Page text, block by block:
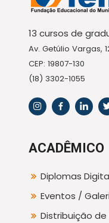
13 cursos de
Av. Getúlio Vargas,
CEP: 19807-130
(18) 3302-1055
ACADÊMICO
Diplomas
Eventos /
Distribuição de